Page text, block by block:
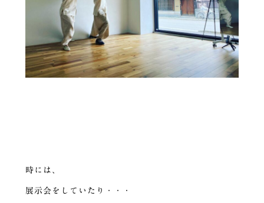
時には、
展示会をしていたり・・・